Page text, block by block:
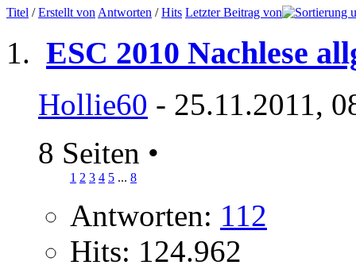
Titel /Erstellt von Antworten /Hits Letzter Beitrag von
ESC 2010 Nachlese
Hollie60 - 25.11.2011,
8 Seiten •
1 2 3 4 5 ... 8
Antworten: 112
Hits: 124.962